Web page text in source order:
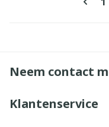
Neem contact
Klantenservice